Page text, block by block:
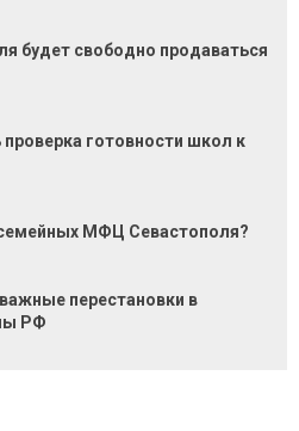
будет свободно продаваться
готовности школ к
МФЦ Севастополя?
перестановки в
РФ